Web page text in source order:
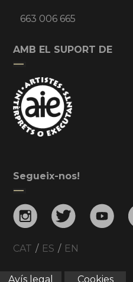
663 006 665
AMB EL SUPORT DE
Segueix-nos!
CAT / ES / EN
Avís legal Cookies